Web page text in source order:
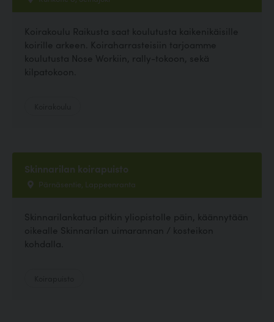
Koirakoulu Raikusta saat koulutusta kaikenikäisille
koirille arkeen. Koiraharrasteisiin tarjoamme
koulutusta Nose Workiin, rally-tokoon, sekä
kilpatokoon.
Skinnarilan koirapuisto
Pärnäsentie, Lappeenranta
Skinnarilankatua pitkin yliopistolle päin, käännytään
oikealle Skinnarilan uimarannan / kosteikon
kohdalla.